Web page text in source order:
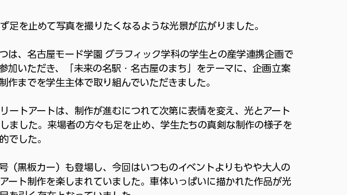
足を止めて写真を撮りたくなるような光景が広がりました。
は、名古屋モード学園 グラフィック学科の学生との産学連携企画で
加いただき、「未来の名駅・名古屋のまち」をテーマに、企画立案
作までを学生主体で取り組んでいただきました。
ートアートは、制作が進むにつれて次第に表情を変え、光とアート
ました。来場者の方々も足を止め、学生たちの真剣な制作の様子を
でした。
（黒板カー）も登場し、今回はいつものイベントよりもやや大人の
ート制作を楽しまれていました。車体いっぱいに描かれた作品が光